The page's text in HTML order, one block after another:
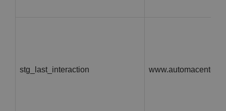
stg_last_interaction www.automacenter.it